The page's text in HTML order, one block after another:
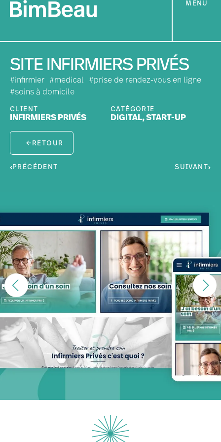
MENU
SITE INFIRMIERS PRIVÉS
#infirmier #medical
#prise de rendez-vous en ligne
#soins à domicile
CLIENT
INFIRMIERS PRIVÉS
CATÉGORIE
DIGITAL,START-UP
RETOUR
PRÉCÉDENT SUIVANT